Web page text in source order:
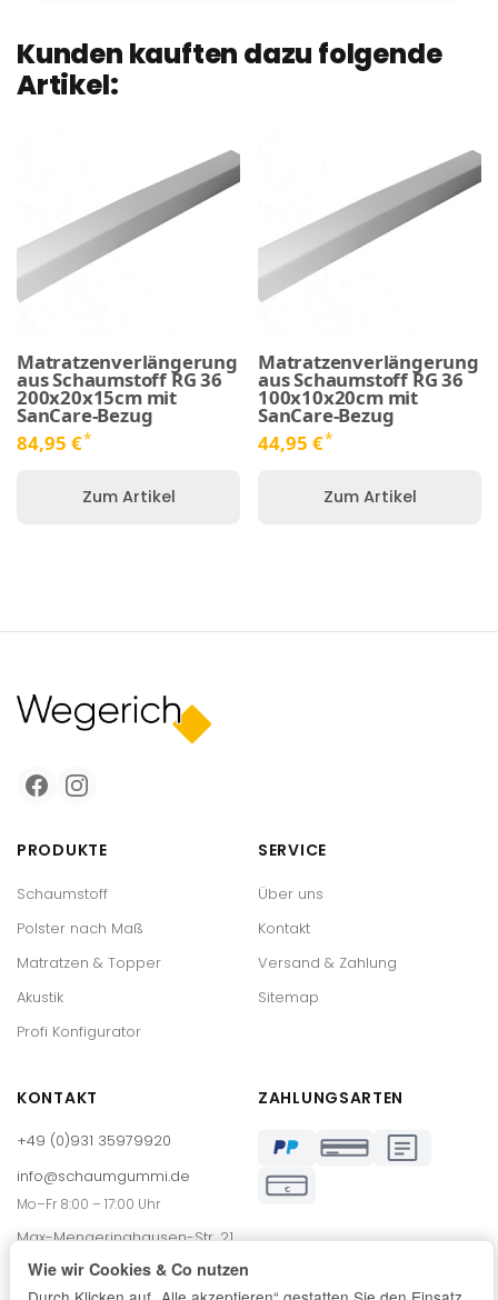
Kunden kauften dazu folgende
Artikel:
Matratzenverlängerung
aus Schaumstoff RG 36
200x20x15cm mit
SanCare-Bezug
84,95 €*
Zum Artikel
Matratzenverlängerung
aus Schaumstoff RG 36
100x10x20cm mit
SanCare-Bezug
44,95 €*
Zum Artikel
PRODUKTE
Schaumstoff
Polster nach Maß
Matratzen & Topper
Akustik
Profi Konfigurator
SERVICE
Über uns
Kontakt
Versand & Zahlung
Sitemap
KONTAKT
+49 (0)931 35979920
info@schaumgummi.de
Mo–Fr 8:00 – 17:00 Uhr
Max-Mengeringhausen-Str. 21
97084 Würzburg
ZAHLUNGSARTEN
€
Wie wir Cookies & Co nutzen